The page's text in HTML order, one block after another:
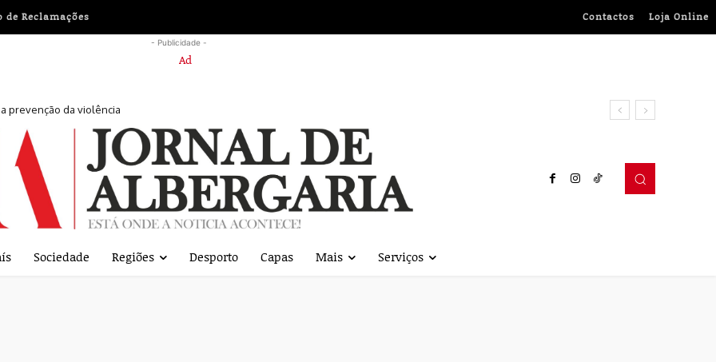
Contactos Loja Online
de Reclamações
- Publicidade -
a prevenção da violência
Sociedade Regiões Desporto Capas Mais Serviços